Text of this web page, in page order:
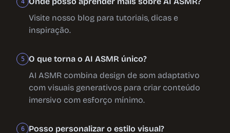
4
Visite nosso blog para tutoriais, dicas e
inspiração.
5
O que torna o AI ASMR único?
AI ASMR combina design de som adaptativo
com visuais generativos para criar conteúdo
imersivo com esforço mínimo.
6
Posso personalizar o estilo visual?